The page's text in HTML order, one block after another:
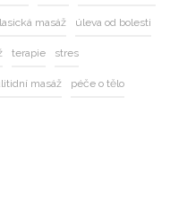
masáž úleva od bolesti
terapie stres
masáž péče o tělo